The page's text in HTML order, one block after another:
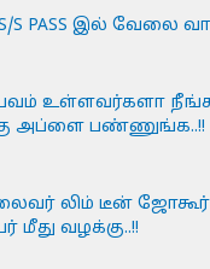
S PASS இல் வேலை
உள்ளவர்களா
அப்ளை பண்ணுங்க..!!
லிம் டீன்
மீது வழக்கு..!!